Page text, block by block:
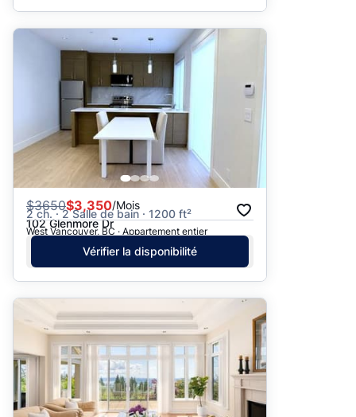
$3650$3,350/Mois
2 ch. · 2 Salle de bain · 1200 ft²
102 Glenmore Dr
West Vancouver, BC · Appartement entier
Vérifier la disponibilité